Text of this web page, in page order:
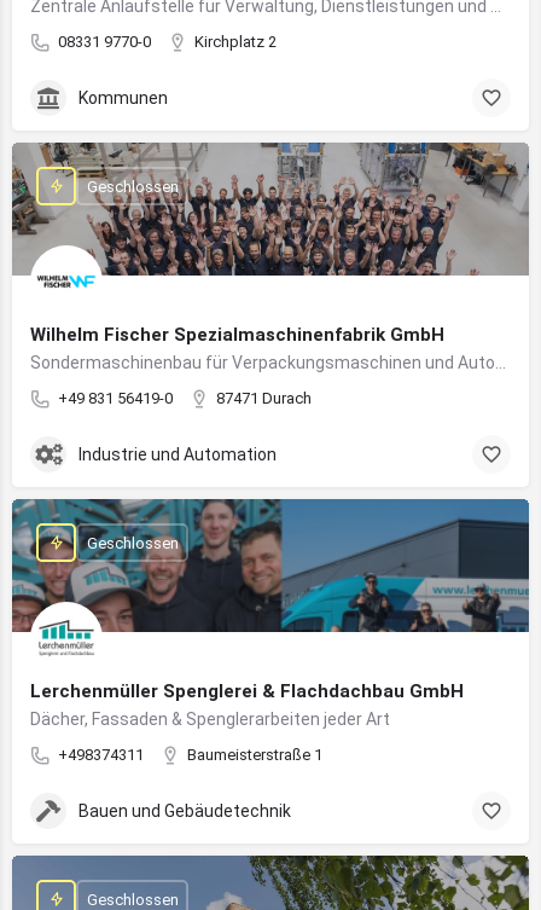
08331 9770-0 Kirchplatz 2
Kommunen
Wilhelm Fischer Spezialmaschinenfabrik GmbH
+49 831 56419-0 87471 Durach
Geschlossen
Industrie und Automation
Lerchenmüller Spenglerei & Flachdachbau GmbH
Dächer, Fassaden & Spenglerarbeiten jeder Art
+498374311 Baumeisterstraße 1
Geschlossen
Bauen und Gebäudetechnik
Geschlossen